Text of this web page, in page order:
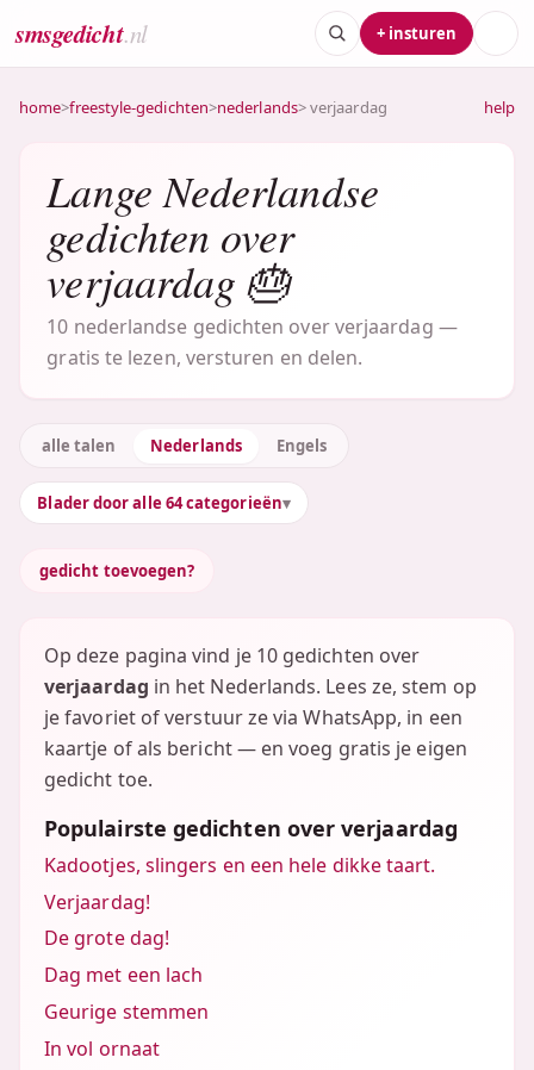
smsgedicht.nl + insturen
home>freestyle-gedichten>nederlands> verjaardag help
Lange Nederlandse
gedichten over
verjaardag 🎂
10 nederlandse gedichten over verjaardag —
gratis te lezen, versturen en delen.
alle talen Nederlands Engels
Blader door alle 64 categorieën
gedicht toevoegen?
Op deze pagina vind je 10 gedichten over
verjaardag in het Nederlands. Lees ze, stem op
je favoriet of verstuur ze via WhatsApp, in een
kaartje of als bericht — en voeg gratis je eigen
gedicht toe.
Populairste gedichten over verjaardag
Kadootjes, slingers en een hele dikke taart.
Verjaardag!
De grote dag!
Dag met een lach
Geurige stemmen
In vol ornaat